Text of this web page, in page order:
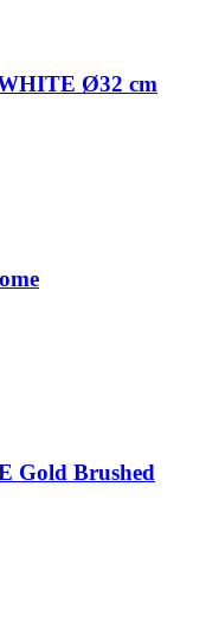
Ø32 cm
Gold Brushed